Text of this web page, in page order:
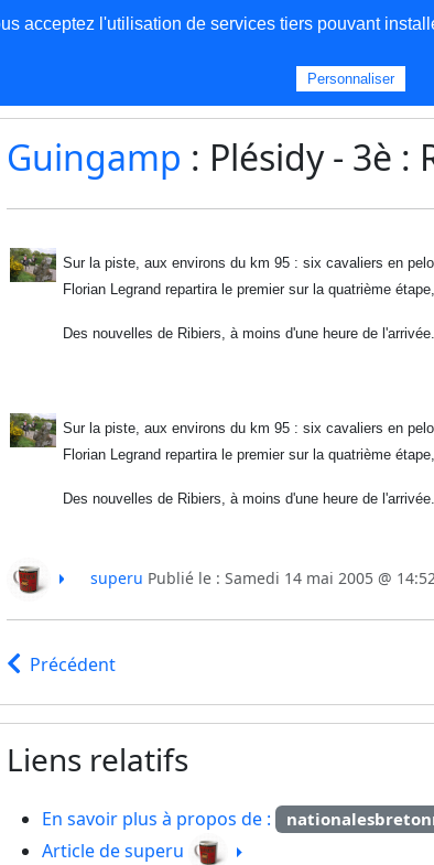
Plus
Guingamp : Plésidy - 3è :
Sur la piste, aux environs du km 95 : six cavaliers en
Florian Legrand repartira le premier sur la quatrième
Des nouvelles de Ribiers, à moins d'une heure de
Sur la piste, aux environs du km 95 : six cavaliers en
Florian Legrand repartira le premier sur la quatrième
Des nouvelles de Ribiers, à moins d'une heure de
superu Publié le : Samedi 14 mai 2005 @
Précédent
Liens relatifs
En savoir plus à propos de :
Article de superu
acceptez l'utilisation de services tiers pouvant
Personnaliser